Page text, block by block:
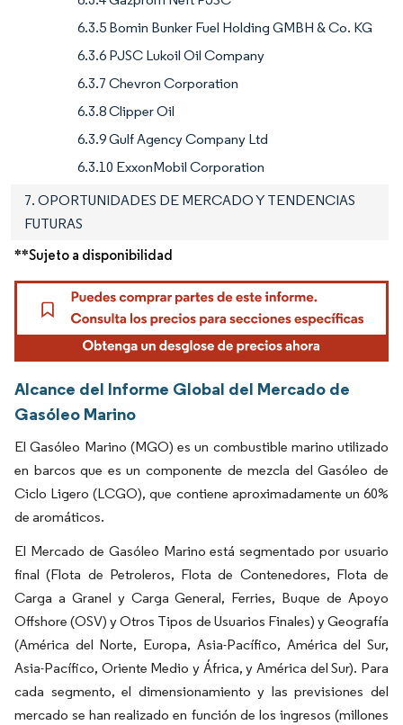
6.3.5 Bomin Bunker Fuel Holding GMBH & Co. KG
6.3.6 PJSC Lukoil Oil Company
6.3.7 Chevron Corporation
6.3.8 Clipper Oil
6.3.9 Gulf Agency Company Ltd
6.3.10 ExxonMobil Corporation
7. OPORTUNIDADES DE MERCADO Y TENDENCIAS
FUTURAS
**Sujeto a disponibilidad
Alcance del Informe Global del Mercado de
Gasóleo Marino
El Gasóleo Marino (MGO) es un combustible marino utilizado
en barcos que es un componente de mezcla del Gasóleo de
Ciclo Ligero (LCGO), que contiene aproximadamente un 60%
de aromáticos.
El Mercado de Gasóleo Marino está segmentado por usuario
final (Flota de Petroleros, Flota de Contenedores, Flota de
Carga a Granel y Carga General, Ferries, Buque de Apoyo
Offshore (OSV) y Otros Tipos de Usuarios Finales) y Geografía
(América del Norte, Europa, Asia-Pacífico, América del Sur,
Asia-Pacífico, Oriente Medio y África, y América del Sur). Para
cada segmento, el dimensionamiento y las previsiones del
mercado se han realizado en función de los ingresos (millones